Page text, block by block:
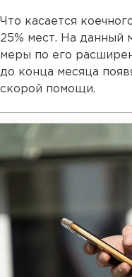
Что касается
25% мест. На данный
меры по его
до конца месяца
скорой помощи.